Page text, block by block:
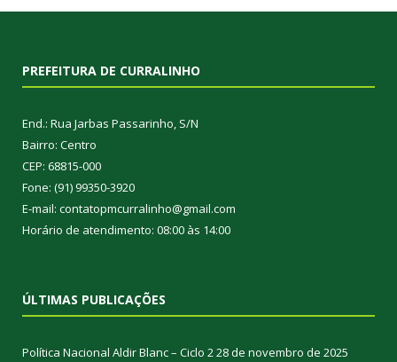
PREFEITURA DE CURRALINHO
End.: Rua Jarbas Passarinho, S/N
Bairro: Centro
CEP: 68815-000
Fone: (91) 99350-3920
E-mail: contatopmcurralinho@gmail.com
Horário de atendimento: 08:00 às 14:00
ÚLTIMAS PUBLICAÇÕES
Política Nacional Aldir Blanc – Ciclo 228 de novembro de 2025